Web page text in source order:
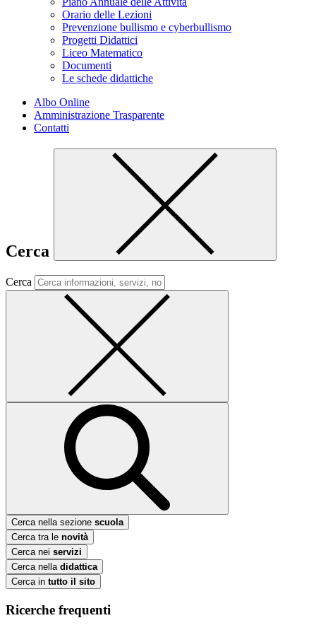
Orario delle Lezioni
Prevenzione bullismo e cyberbullismo
Progetti Didattici
Liceo Matematico
Documenti
Le schede didattiche
Albo Online
Amministrazione Trasparente
Contatti
Cerca
Cerca
Cerca nella sezione scuola
Cerca tra le novità
Cerca nei servizi
Cerca nella didattica
Cerca in tutto il sito
Ricerche frequenti